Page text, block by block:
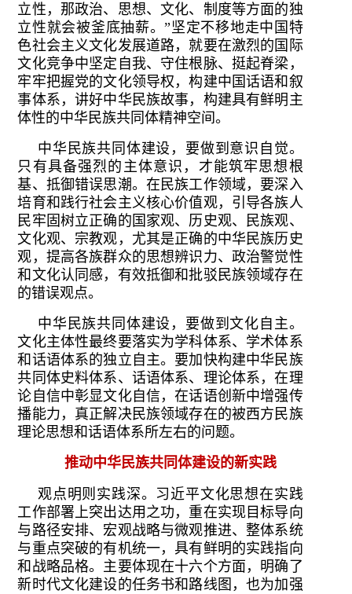
立性，那政治、思想、文化、制度等方面的独
立性就会被釜底抽薪。”坚定不移地走中国特
色社会主义文化发展道路，就要在激烈的国际
文化竞争中坚定自我、守住根脉、挺起脊梁，
牢牢把握党的文化领导权，构建中国话语和叙
事体系，讲好中华民族故事，构建具有鲜明主
体性的中华民族共同体精神空间。
中华民族共同体建设，要做到意识自觉。
只有具备强烈的主体意识，才能筑牢思想根
基、抵御错误思潮。在民族工作领域，要深入
培育和践行社会主义核心价值观，引导各族人
民牢固树立正确的国家观、历史观、民族观、
文化观、宗教观，尤其是正确的中华民族历史
观，提高各族群众的思想辨识力、政治警觉性
和文化认同感，有效抵御和批驳民族领域存在
的错误观点。
中华民族共同体建设，要做到文化自主。
文化主体性最终要落实为学科体系、学术体系
和话语体系的独立自主。要加快构建中华民族
共同体史料体系、话语体系、理论体系，在理
论自信中彰显文化自信，在话语创新中增强传
播能力，真正解决民族领域存在的被西方民族
理论思想和话语体系所左右的问题。
推动中华民族共同体建设的新实践
观点明则实践深。习近平文化思想在实践
工作部署上突出达用之功，重在实现目标导向
与路径安排、宏观战略与微观推进、整体系统
与重点突破的有机统一，具有鲜明的实践指向
和战略品格。主要体现在十六个方面，明确了
新时代文化建设的任务书和路线图，也为加强